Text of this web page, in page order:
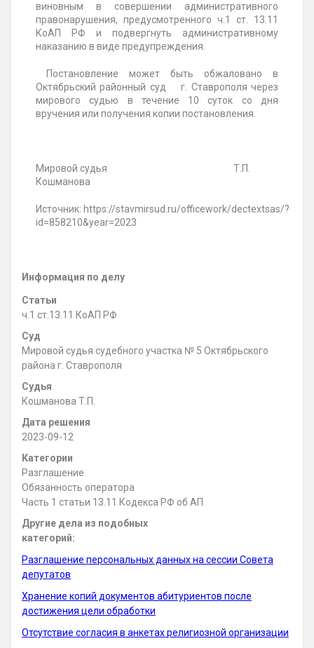
виновным в совершении административного
правонарушения, предусмотренного ч.1 ст. 13.11
КоАП РФ и подвергнуть административному
наказанию в виде предупреждения.
Постановление может быть обжаловано в
Октябрьский районный суд г. Ставрополя через
мирового судью в течение 10 суток со дня
вручения или получения копии постановления.
Мировой судья Т.П.
Кошманова
Источник: https://stavmirsud.ru/officework/dectextsas/?
id=858210&year=2023
Информация по делу
Статьи
ч.1 ст.13.11 КоАП РФ
Суд
Мировой судья судебного участка № 5 Октябрьского
района г. Ставрополя
Судья
Кошманова Т.П.
Дата решения
2023-09-12
Категории
Разглашение
Обязанность оператора
Часть 1 статьи 13.11 Кодекса РФ об АП
Другие дела из подобных
категорий:
Разглашение персональных данных на сессии Совета
депутатов
Хранение копий документов абитуриентов после
достижения цели обработки
Отсутствие согласия в анкетах религиозной организации